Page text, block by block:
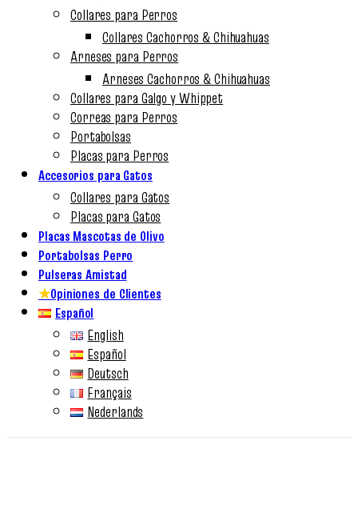
Collares para Perros
Collares Cachorros & Chihuahuas
Arneses para Perros
Arneses Cachorros & Chihuahuas
Collares para Galgo y Whippet
Correas para Perros
Portabolsas
Placas para Perros
Accesorios para Gatos
Collares para Gatos
Placas para Gatos
Placas Mascotas de Olivo
Portabolsas Perro
Pulseras Amistad
★Opiniones de Clientes
Español
English
Español
Deutsch
Français
Nederlands